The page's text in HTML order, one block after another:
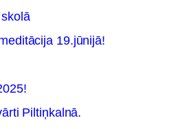
19.jūnijā!
Piltiņkalnā.